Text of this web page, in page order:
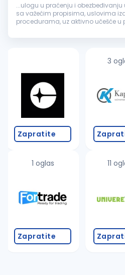
...ulogu u praćenju i
sa važećim propisima, uslovima
procedurama, uz aktivno učešće u
Ključne...
Zapratite
1 oglas
Zapratite
3
11